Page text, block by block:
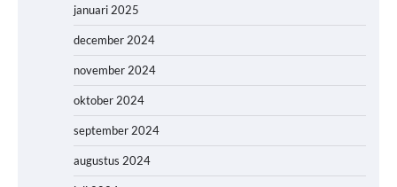
januari 2025
december 2024
november 2024
oktober 2024
september 2024
augustus 2024